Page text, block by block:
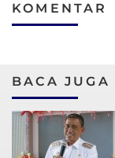
KOMENTAR
BACA JUGA